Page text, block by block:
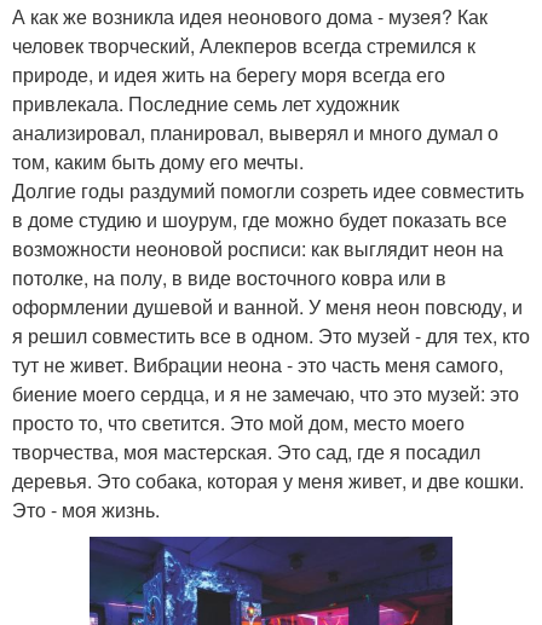
А как же возникла идея неонового дома - музея? Как
человек творческий, Алекперов всегда стремился к
природе, и идея жить на берегу моря всегда его
привлекала. Последние семь лет художник
анализировал, планировал, выверял и много думал о
том, каким быть дому его мечты.
Долгие годы раздумий помогли созреть идее совместить
в доме студию и шоурум, где можно будет показать все
возможности неоновой росписи: как выглядит неон на
потолке, на полу, в виде восточного ковра или в
оформлении душевой и ванной. У меня неон повсюду, и
я решил совместить все в одном. Это музей - для тех, кто
тут не живет. Вибрации неона - это часть меня самого,
биение моего сердца, и я не замечаю, что это музей: это
просто то, что светится. Это мой дом, место моего
творчества, моя мастерская. Это сад, где я посадил
деревья. Это собака, которая у меня живет, и две кошки.
Это - моя жизнь.